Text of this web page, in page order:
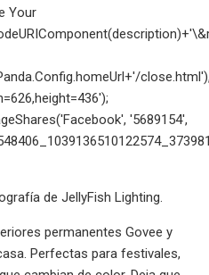
Your
'5689154',
de JellyFish Lighting.
permanentes Govee y
Perfectas para festivales,